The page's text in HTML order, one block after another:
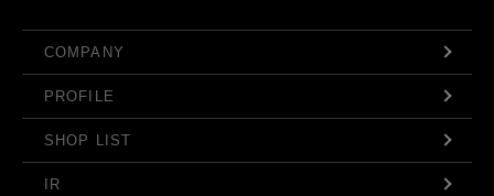
COMPANY
PROFILE
SHOP LIST
IR